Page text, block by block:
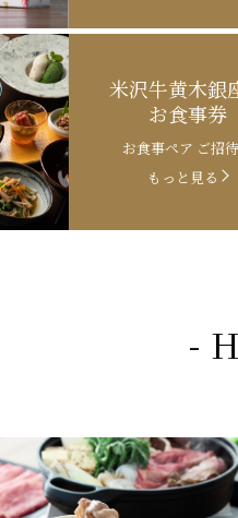
米沢牛黄木銀
お食事券
お食事ペア ご招
もっと見る
-